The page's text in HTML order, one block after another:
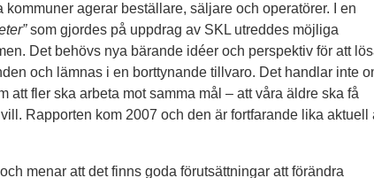
agerar beställare, säljare och operatörer. I en
som gjordes på uppdrag av SKL utreddes möjliga
Det behövs nya bärande idéer och perspektiv för att
och lämnas i en borttynande tillvaro. Det handlar inte
att fler ska arbeta mot samma mål – att våra äldre ska få
Rapporten kom 2007 och den är fortfarande lika aktuell
menar att det finns goda förutsättningar att förändra